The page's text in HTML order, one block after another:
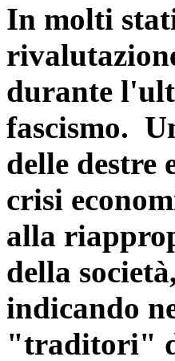
In molti
durante
fascismo.
delle destre
crisi
alla
della
indicando
"traditori"